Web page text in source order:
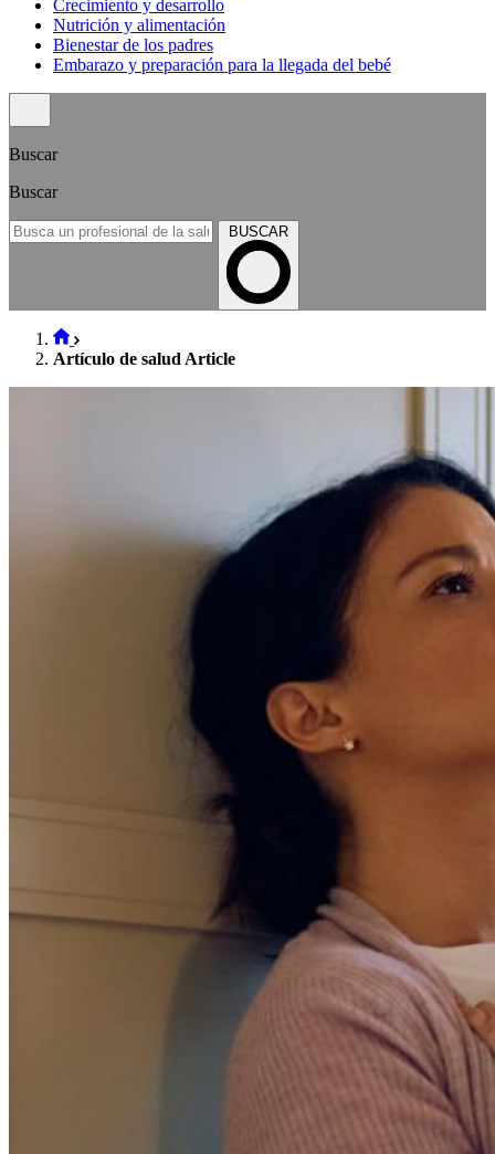
Crecimiento y desarrollo
Nutrición y alimentación
Bienestar de los padres
Embarazo y preparación para la llegada del bebé
Buscar
Buscar
BUSCAR
Artículo de salud Article